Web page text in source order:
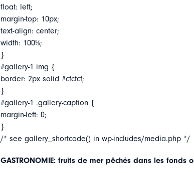
float: left;
margin-top: 10px;
text-align: center;
width: 100%;
}
#gallery-1 img {
border: 2px solid #cfcfcf;
}
#gallery-1 .gallery-caption {
margin-left: 0;
}
/* see gallery_shortcode() in wp-includes/media.php */
GASTRONOMIE: fruits de mer pêchés dans les fonds